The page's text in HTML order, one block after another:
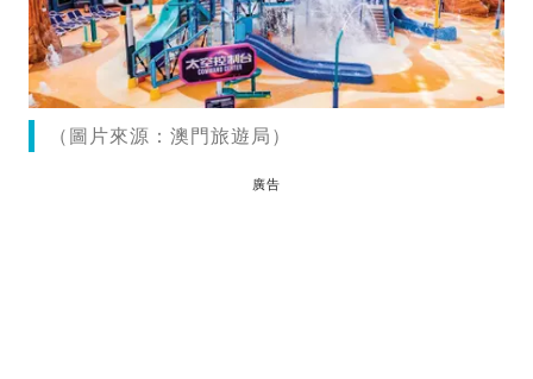
（圖片來源：澳門旅遊局）
廣告